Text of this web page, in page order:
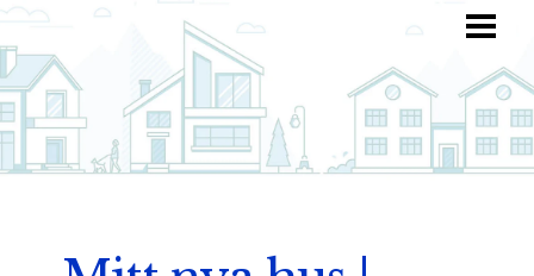
HITTA INSPIRATION
TOTALKOSTNAD
ANVÄND DIN FANTASI